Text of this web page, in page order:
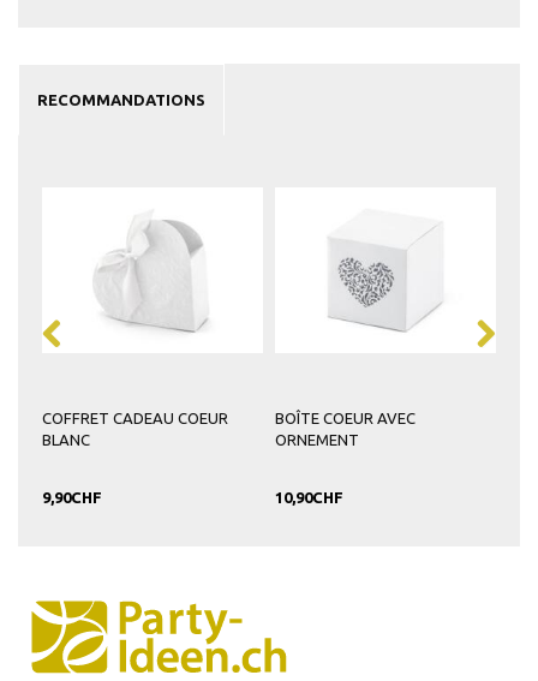
RECOMMANDATIONS
COFFRET CADEAU COEUR
BLANC
9,90CHF
BOÎTE COEUR AVEC
ORNEMENT
10,90CHF